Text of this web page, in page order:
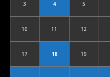
32026.08.03 42026.08.04 52026.08.05
102026.08.10 112026.08.11 122026.08.12
172026.08.17 182026.08.18 192026.08.19